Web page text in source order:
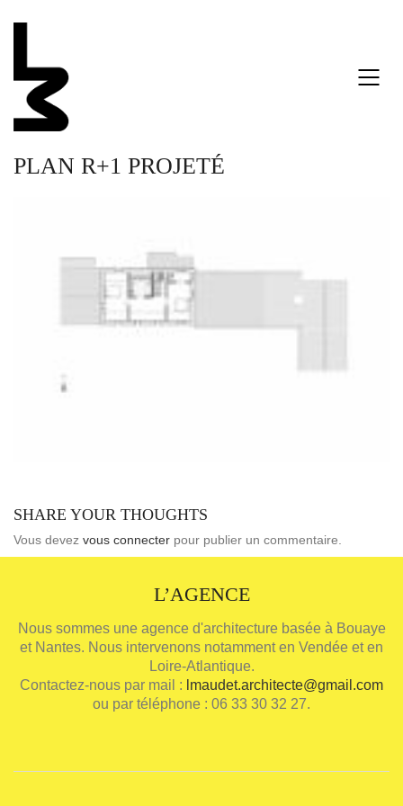
PLAN R+1 PROJETÉ
SHARE YOUR THOUGHTS
Vous devez vous connecter pour publier un commentaire.
L’AGENCE
Nous sommes une agence d'architecture basée à Bouaye
et Nantes. Nous intervenons notamment en Vendée et en
Loire-Atlantique.
Contactez-nous par mail : lmaudet.architecte@gmail.com
ou par téléphone : 06 33 30 32 27.